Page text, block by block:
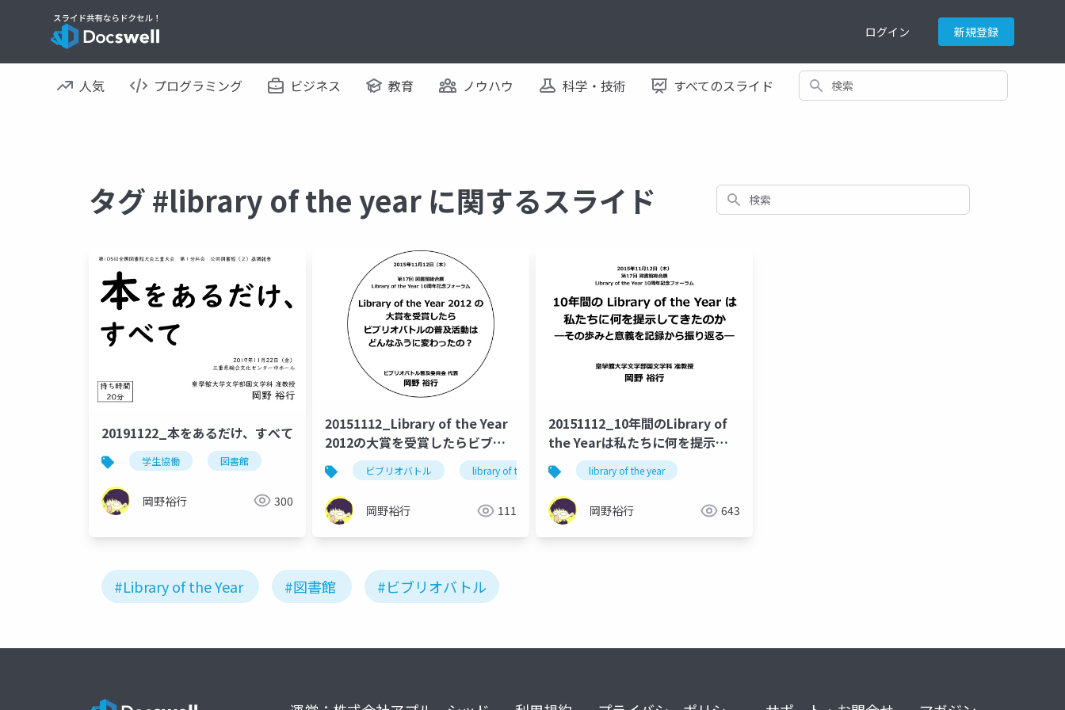
ログイン 新規登録
人気 プログラミング ビジネス 教育 ノウハウ 科学・技術 すべてのスライド 検索
タグ #library of the year に関するスライド 検索
20191122_本をあるだけ、すべて
学生協働 図書館
岡野裕行 300
20151112_Library of the Year
2012の大賞を受賞したらビブリ
オバトルの普及活動はどんなふう
に変わったの？
ビブリオバトル library of the year
岡野裕行 111
20151112_10年間のLibrary of
the Yearは私たちに何を提示し
てきたのか：その歩みと意義を記
録から振り返る
library of the year
岡野裕行 643
#Library of the Year #図書館 #ビブリオバトル